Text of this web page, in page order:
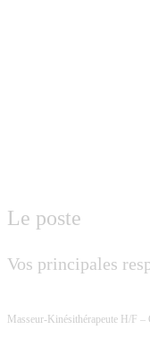
Le poste
Vos principales
Masseur-Kinésithérapeute H/F –